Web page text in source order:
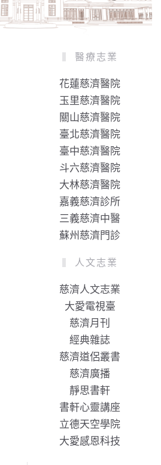
醫療志業
花蓮慈濟醫院
玉里慈濟醫院
關山慈濟醫院
臺北慈濟醫院
臺中慈濟醫院
斗六慈濟醫院
大林慈濟醫院
嘉義慈濟診所
三義慈濟中醫
蘇州慈濟門診
人文志業
慈濟人文志業
大愛電視臺
慈濟月刊
經典雜誌
慈濟道侶叢書
慈濟廣播
靜思書軒
書軒心靈講座
立德天空學院
大愛感恩科技